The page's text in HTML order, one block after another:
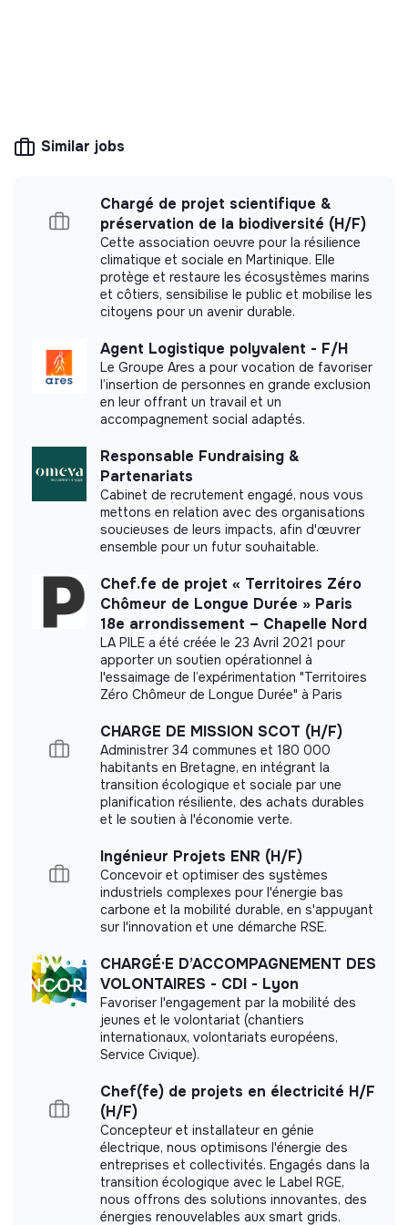
More information
Website
Company
Between 15 and 50
Food
Impact study
measurement.
Labels and certifications
This structure did not communicate to us the
labels or certifications that it was able to obtain.
Did not yet add a transparency document.
Similar jobs
Chargé de projet scientifique &
préservation de la biodiversité (H/F)
Cette association oeuvre pour la résilience
climatique et sociale en Martinique. Elle
protège et restaure les écosystèmes marins
et côtiers, sensibilise le public et mobilise les
citoyens pour un avenir durable.
Agent Logistique polyvalent - F/H
Le Groupe Ares a pour vocation de favoriser
l’insertion de personnes en grande exclusion
en leur offrant un travail et un
accompagnement social adaptés.
Responsable Fundraising &
Partenariats
Cabinet de recrutement engagé, nous vous
mettons en relation avec des organisations
soucieuses de leurs impacts, afin d'œuvrer
ensemble pour un futur souhaitable.
Chef.fe de projet « Territoires Zéro
Chômeur de Longue Durée » Paris
18e arrondissement – Chapelle Nord
LA PILE a été créée le 23 Avril 2021 pour
apporter un soutien opérationnel à
l'essaimage de l’expérimentation "Territoires
Zéro Chômeur de Longue Durée" à Paris
CHARGE DE MISSION SCOT (H/F)
Administrer 34 communes et 180 000
habitants en Bretagne, en intégrant la
transition écologique et sociale par une
planification résiliente, des achats durables
et le soutien à l'économie verte.
Ingénieur Projets ENR (H/F)
Concevoir et optimiser des systèmes
industriels complexes pour l'énergie bas
carbone et la mobilité durable, en s'appuyant
sur l'innovation et une démarche RSE.
CHARGÉ·E D’ACCOMPAGNEMENT DES
VOLONTAIRES - CDI - Lyon
Favoriser l'engagement par la mobilité des
jeunes et le volontariat (chantiers
internationaux, volontariats européens,
Service Civique).
Chef(fe) de projets en électricité H/F
(H/F)
Concepteur et installateur en génie
électrique, nous optimisons l'énergie des
entreprises et collectivités. Engagés dans la
transition écologique avec le Label RGE,
nous offrons des solutions innovantes, des
énergies renouvelables aux smart grids.